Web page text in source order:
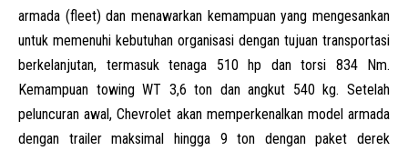
armada (fleet) dan menawarkan kemampuan yang mengesankan
untuk memenuhi kebutuhan organisasi dengan tujuan transportasi
berkelanjutan, termasuk tenaga 510 hp dan torsi 834 Nm.
Kemampuan towing WT 3,6 ton dan angkut 540 kg. Setelah
peluncuran awal, Chevrolet akan memperkenalkan model armada
dengan trailer maksimal hingga 9 ton dengan paket derek